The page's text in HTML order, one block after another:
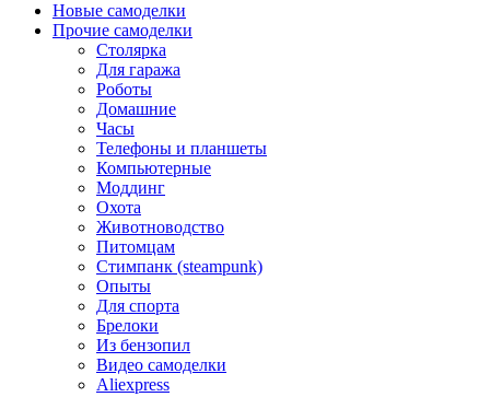
Новые самоделки
Прочие самоделки
Столярка
Для гаража
Роботы
Домашние
Часы
Телефоны и планшеты
Компьютерные
Моддинг
Охота
Животноводство
Питомцам
Стимпанк (steampunk)
Опыты
Для спорта
Брелоки
Из бензопил
Видео самоделки
Aliexpress